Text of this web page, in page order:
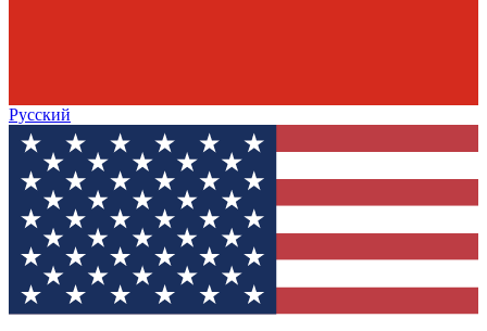
Русский